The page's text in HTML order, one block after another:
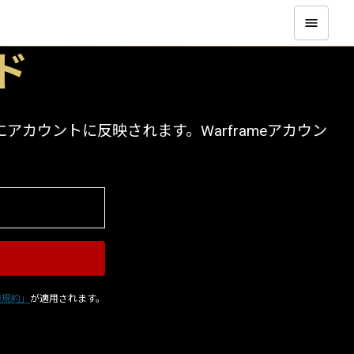
カウントに反映されます。Warframeアカウン
約」 が適用されます。